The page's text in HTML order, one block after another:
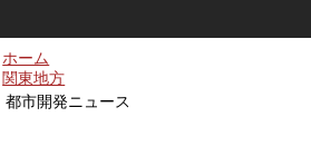
ホーム
関東地方
都市開発ニュース